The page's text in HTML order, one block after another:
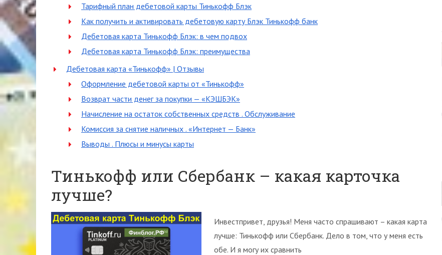
Тарифный план дебетовой карты Тинькофф Блэк
Как получить и активировать дебетовую карту Блэк Тинькофф банк
Дебетовая карта Тинькофф Блэк: в чем подвох
Дебетовая карта Тинькофф Блэк: преимущества
Дебетовая карта «Тинькофф» | Отзывы
Оформление дебетовой карты от «Тинькофф»
Возврат части денег за покупки — «КЭШБЭК»
Начисление на остаток собственных средств . Обслуживание
Комиссия за снятие наличных . «Интернет — Банк»
Выводы . Плюсы и минусы карты
Тинькофф или Сбербанк – какая карточка
лучше?
Инвестпривет, друзья! Меня часто спрашивают – какая карта
лучше: Тинькофф или Сбербанк. Дело в том, что у меня есть
обе. И я могу их сравнить